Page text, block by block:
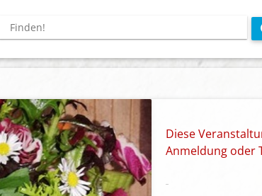
Diese
Anmeldung oder